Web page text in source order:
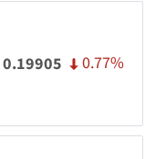
0.19905 0.77%